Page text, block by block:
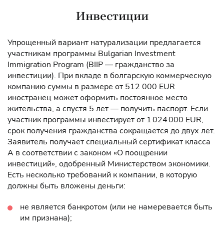
Инвестиции
Упрощенный вариант натурализации предлагается
участникам программы Bulgarian Investment
Immigration Program (BIIP — гражданство за
инвестиции). При вкладе в болгарскую коммерческую
компанию суммы в размере от 512 000 EUR
иностранец может оформить постоянное место
жительства, а спустя 5 лет — получить паспорт. Если
участник программы инвестирует от 1 024 000 EUR,
срок получения гражданства сокращается до двух лет.
Заявитель получает специальный сертификат класса
А в соответствии с законом «О поощрении
инвестиций», одобренный Министерством экономики.
Есть несколько требований к компании, в которую
должны быть вложены деньги:
не является банкротом (или не намеревается быть
им признана);